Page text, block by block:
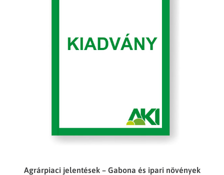
Agrárpiaci jelentések – Gabona és ipari növények